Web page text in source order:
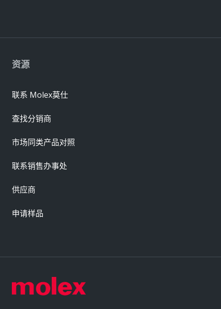
资源
联系 Molex莫仕
查找分销商
市场同类产品对照
联系销售办事处
供应商
申请样品